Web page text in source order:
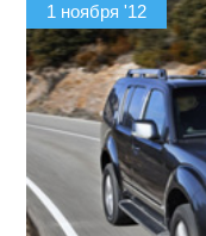
1 ноября '12